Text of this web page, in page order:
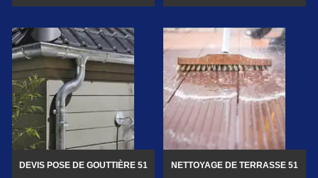
DEVIS POSE DE GOUTTIÈRE 51 NETTOYAGE DE TERRASSE 51